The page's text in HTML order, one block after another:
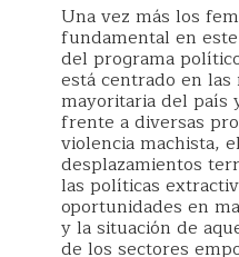
Una vez más los
fundamental en
del programa
está centrado en
mayoritaria del país
frente a diversas
violencia machista,
desplazamientos
las políticas
oportunidades en
y la situación de
de los sectores